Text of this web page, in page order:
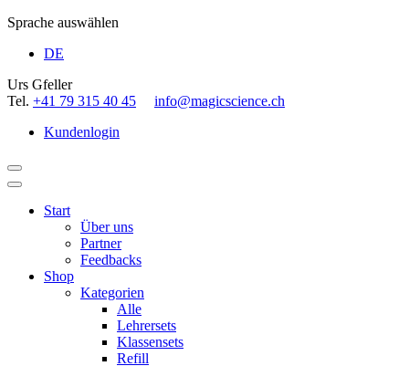
Sprache auswählen
DE
Urs Gfeller
Tel. +41 79 315 40 45
info@magicscience.ch
Kundenlogin
Start
Über uns
Partner
Feedbacks
Shop
Kategorien
Alle
Lehrersets
Klassensets
Refill